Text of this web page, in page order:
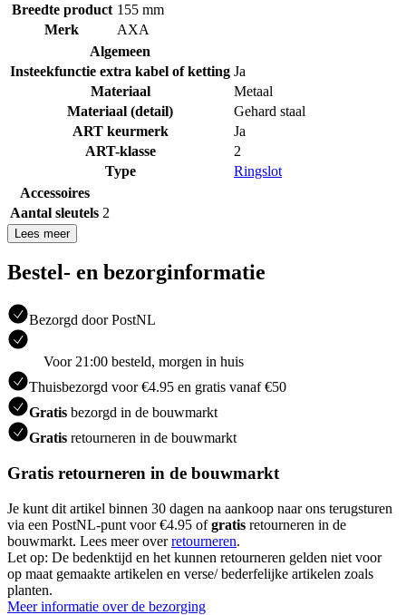
Breedte product 155 mm
Merk
AXA
Algemeen
Insteekfunctie extra kabel of ketting Ja
Materiaal
Metaal
Materiaal (detail)
Gehard staal
ART keurmerk
Ja
ART-klasse
2
Type
Ringslot
Accessoires
Aantal sleutels 2
Lees meer
Bestel- en bezorginformatie
Bezorgd door PostNL
Voor 21:00 besteld, morgen in huis
Thuisbezorgd voor €4.95 en gratis vanaf €50
Gratis bezorgd in de bouwmarkt
Gratis retourneren in de bouwmarkt
Gratis retourneren in de bouwmarkt
Je kunt dit artikel binnen 30 dagen na aankoop naar ons terugsturen
via een PostNL-punt voor €4.95 ofgratis retourneren in de
bouwmarkt. Lees meer overretourneren.
Let op: De bedenktijd en het kunnen retourneren gelden niet voor
op maat gemaakte artikelen en verse/ bederfelijke artikelen zoals
planten.
Meer informatie over de bezorging